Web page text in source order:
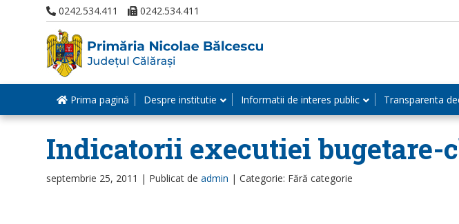
0242.534.411 0242.534.411
Prima pagină Despre institutie Informatii de interes public Transparenta
Indicatorii executiei bugetare-
septembrie 25, 2011 | Publicat de admin | Categorie: Fără categorie